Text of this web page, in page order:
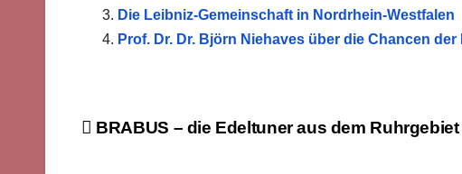
Die Leibniz-Gemeinschaft in Nordrhein-Westfalen
Prof. Dr. Dr. Björn Niehaves über die Chancen
Beitragsnavigation
BRABUS – die Edeltuner aus dem Ruhrgebiet